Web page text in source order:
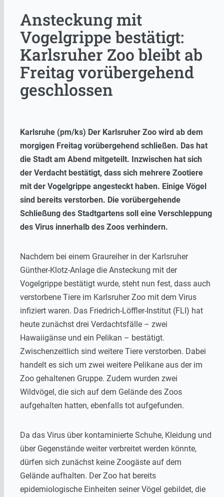
Ansteckung mit
Vogelgrippe bestätigt:
Karlsruher Zoo bleibt ab
Freitag vorübergehend
geschlossen
Karlsruhe (pm/ks) Der Karlsruher Zoo wird ab dem
morgigen Freitag vorübergehend schließen. Das hat
die Stadt am Abend mitgeteilt. Inzwischen hat sich
der Verdacht bestätigt, dass sich mehrere Zootiere
mit der Vogelgrippe angesteckt haben. Einige Vögel
sind bereits verstorben. Die vorübergehende
Schließung des Stadtgartens soll eine Verschleppung
des Virus innerhalb des Zoos verhindern.
Nachdem bei einem Graureiher in der Karlsruher
Günther-Klotz-Anlage die Ansteckung mit der
Vogelgrippe bestätigt wurde, steht nun fest, dass auch
verstorbene Tiere im Karlsruher Zoo mit dem Virus
infiziert waren. Das Friedrich-Löffler-Institut (FLI) hat
heute zunächst drei Verdachtsfälle – zwei
Hawaiigänse und ein Pelikan – bestätigt.
Zwischenzeitlich sind weitere Tiere verstorben. Dabei
handelt es sich um zwei weitere Pelikane aus der im
Zoo gehaltenen Gruppe. Zudem wurden zwei
Wildvögel, die sich auf dem Gelände des Zoos
aufgehalten hatten, ebenfalls tot aufgefunden.
Da das Virus über kontaminierte Schuhe, Kleidung und
über Gegenstände weiter verbreitet werden könnte,
dürfen sich zunächst keine Zoogäste auf dem
Gelände aufhalten. Der Zoo hat bereits
epidemiologische Einheiten seiner Vögel gebildet, die